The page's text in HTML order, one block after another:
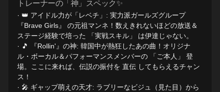
トレーナーの「神」スペック✨
· 👑 アイドル力が「レベチ」: 実力派ガールズグループ
『Brave Girls』 の元祖マンネ！数えきれないほどの放送＆
ステージ経験で培った 「実戦スキル」 は伊達じゃない。
· 🎵 『Rollin'』の神: 韓国中が熱狂したあの曲！オリジナ
ル・ボーカル＆パフォーマンスメンバーの 「ご本人」 登
場。ここに来れば、伝説の振付を 直伝 してもらえるチャン
ス！
· 🎤 ギャップ萌えの天才: ラブリーなビジュ（見た目）から